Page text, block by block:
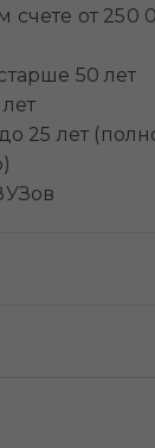
счете от 250
50 лет
25 лет